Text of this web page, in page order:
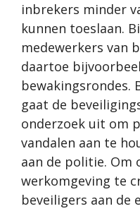
inbrekers minder
kunnen toeslaan.
medewerkers van
daartoe
bewakingsrondes.
gaat de
onderzoek uit om
vandalen aan te
aan de politie. Om
werkomgeving te
beveiligers aan de